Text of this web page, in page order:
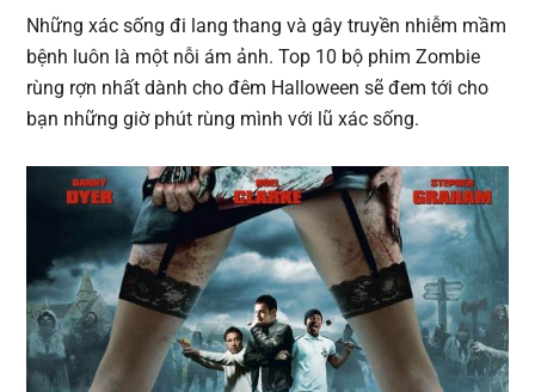
Những xác sống đi lang thang và gây truyền nhiễm mầm
bệnh luôn là một nỗi ám ảnh. Top 10 bộ phim Zombie
rùng rợn nhất dành cho đêm Halloween sẽ đem tới cho
bạn những giờ phút rùng mình với lũ xác sống.